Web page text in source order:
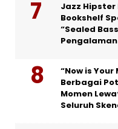
Jazz Hipster
Bookshelf
“Sealed
“Now is
Berbagai
Momen
Seluruh